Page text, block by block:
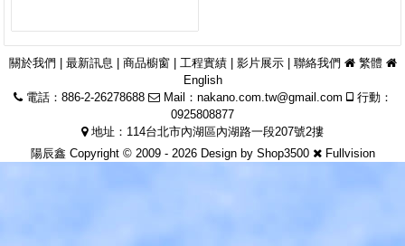
關於我們 最新訊息 商品櫥窗| 工程實績| 影片展示| 聯絡我們
繁體
English
電話：886-2-26278688
Mail： nakano.com.tw@gmail.com
行動：
0925808877
地址：114台北市內湖區內湖路一段207號2摟
陽辰鑫 Copyright © 2009 - 2026 Design by Shop3500 Fullvision